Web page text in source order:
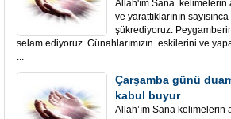
Allah'ım Sana kelimelerin
ve yarattıklarının
şükrediyoruz.
selam ediyoruz. Günahlarımızın eskilerini ve
...
Çarşamba günü
kabul buyur
Allah’ım Sana kelimelerin